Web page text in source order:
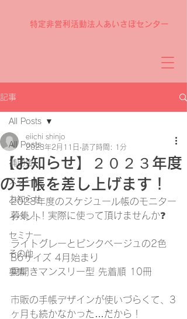
特定非営利活動法人あいさぽセンター
記事
All Posts
補助金
スクール
お知らせ
イベント
セミナー
その他
募集
All Posts
【お知らせ】２０２３年度
の手帳を差し上げます！
eiichi shinjo
2023年2月11日 読了時間: 1分
2023年度のスケジュール帳のモニター
募集！！⁡⁡実際に使って頂けませんか❓
ライトグレーとピンクベージュの2色⁡
⁡B6サイズ⁡ 4月始まり
見開きマンスリー型 先着順 10冊⁡⁡⁡
⁡市販の手帳デザインが使いづらくて⁡、3
ヶ月も続かなかった…だから！⁡